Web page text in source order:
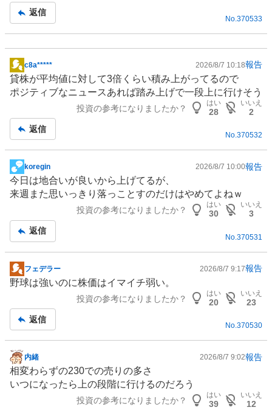
返信
No. 370533
掲
示
板
c8a***** 2026/8/7 10:18報告
貸株が平均値に対して3倍くらい積み上がってるので
ポジティブなニュースあれば踏み上げで一段上に行けそう
投資の参考になりましたか？
はい
28
いいえ
2
返信
No.370532
掲
示
板
koregin 2026/8/7 10:00報告
今日は地合いが良いから上げてるが、
来週また思いっきり落っことすのだけはやめてよねｗ
投資の参考になりましたか？
はい
30
いいえ
3
返信
No. 370531
掲
示
事
フェデラー 2026/8/7 9:17報告
野球は強いのに株価はイマイチ弱い。
投資の参考になりましたか？
はい
20
いいえ
23
返信
No.370530
掲
示
板
内緒 2026/8/7 9:02報告
相変わらずの230での売りの多さ
いつになったら上の段階に行けるのだろう
投資の参考になりましたか？
はい
39
いいえ
12